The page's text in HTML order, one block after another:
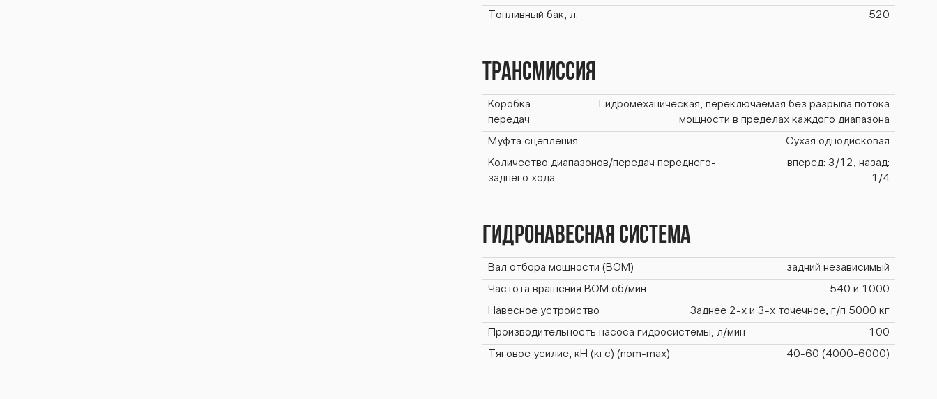
Топливный бак, л. 520
Трансмиссия
Коробка
передач
Гидромеханическая, переключаемая без разрыва потока
мощности в пределах каждого диапазона
Муфта сцепления Сухая однодисковая
Количество диапазонов/передач переднего-
заднего хода
вперед: 3/12, назад:
1/4
Гидронавесная система
Вал отбора мощности (ВОМ) задний независимый
Частота вращения ВОМ об/мин 540 и 1000
Навесное устройство Заднее 2-х и 3-х точечное, г/п 5000 кг
Производительность насоса гидросистемы, л/мин 100
Тяговое усилие, кН (кгс) (nom-max) 40-60 (4000-6000)